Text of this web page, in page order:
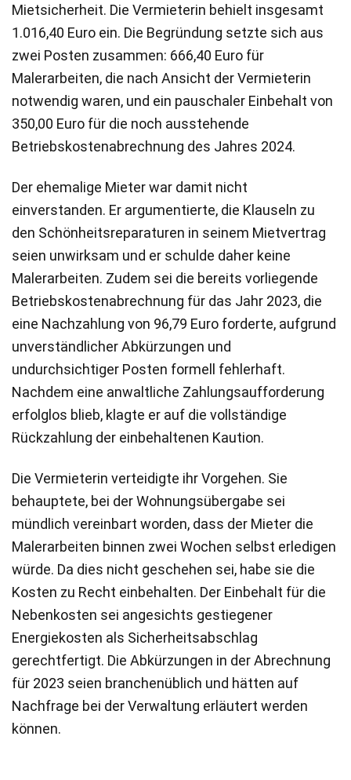
Mietsicherheit. Die Vermieterin behielt insgesamt
1.016,40 Euro ein. Die Begründung setzte sich aus
zwei Posten zusammen: 666,40 Euro für
Malerarbeiten, die nach Ansicht der Vermieterin
notwendig waren, und ein pauschaler Einbehalt von
350,00 Euro für die noch ausstehende
Betriebskostenabrechnung des Jahres 2024.
Der ehemalige Mieter war damit nicht
einverstanden. Er argumentierte, die Klauseln zu
den Schönheitsreparaturen in seinem Mietvertrag
seien unwirksam und er schulde daher keine
Malerarbeiten. Zudem sei die bereits vorliegende
Betriebskostenabrechnung für das Jahr 2023, die
eine Nachzahlung von 96,79 Euro forderte, aufgrund
unverständlicher Abkürzungen und
undurchsichtiger Posten formell fehlerhaft.
Nachdem eine anwaltliche Zahlungsaufforderung
erfolglos blieb, klagte er auf die vollständige
Rückzahlung der einbehaltenen Kaution.
Die Vermieterin verteidigte ihr Vorgehen. Sie
behauptete, bei der Wohnungsübergabe sei
mündlich vereinbart worden, dass der Mieter die
Malerarbeiten binnen zwei Wochen selbst erledigen
würde. Da dies nicht geschehen sei, habe sie die
Kosten zu Recht einbehalten. Der Einbehalt für die
Nebenkosten sei angesichts gestiegener
Energiekosten als Sicherheitsabschlag
gerechtfertigt. Die Abkürzungen in der Abrechnung
für 2023 seien branchenüblich und hätten auf
Nachfrage bei der Verwaltung erläutert werden
können.